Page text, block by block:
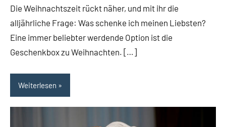
Die Weihnachtszeit rückt näher, und mit ihr die
alljährliche Frage: Was schenke ich meinen Liebsten?
Eine immer beliebter werdende Option ist die
Geschenkbox zu Weihnachten. […]
Weiterlesen